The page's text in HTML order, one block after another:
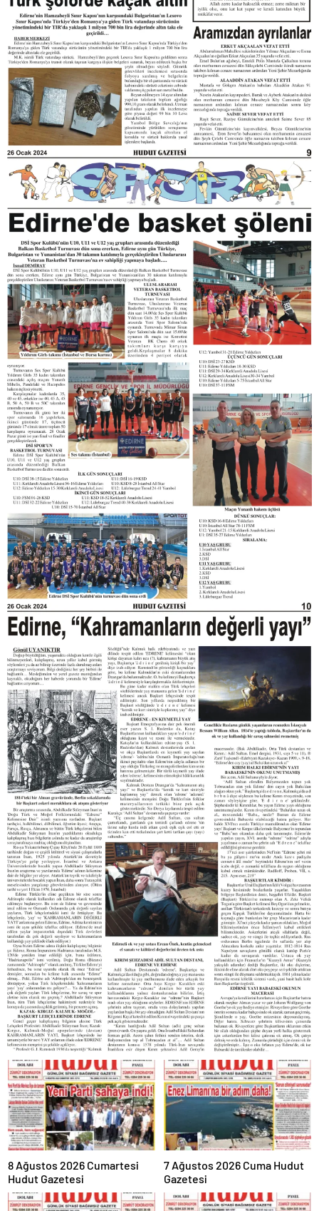
8 Ağustos 2026 Cumartesi
Hudut Gazetesi
7 Ağustos 2026 Cuma Hudut
Gazetesi